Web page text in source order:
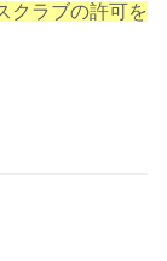
クラブの許可を